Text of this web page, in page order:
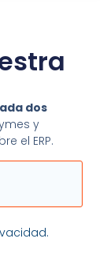
dos
y
el ERP.